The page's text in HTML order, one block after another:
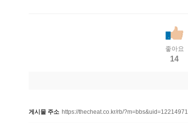
좋아요
14
게시물 주소 https://thecheat.co.kr/rb/?m=bbs&uid=12214971